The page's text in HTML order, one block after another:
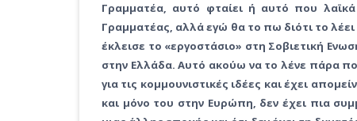
Γραμματέα, αυτό φταίει ή αυτό που
Γραμματέας, αλλά εγώ θα το πω διότι το
έκλεισε το «εργοστάσιο» στη Σοβιετική
στην Ελλάδα. Αυτό ακούω να το λένε πάρα
για τις κομμουνιστικές ιδέες και έχει
και μόνο του στην Ευρώπη, δεν έχει πια